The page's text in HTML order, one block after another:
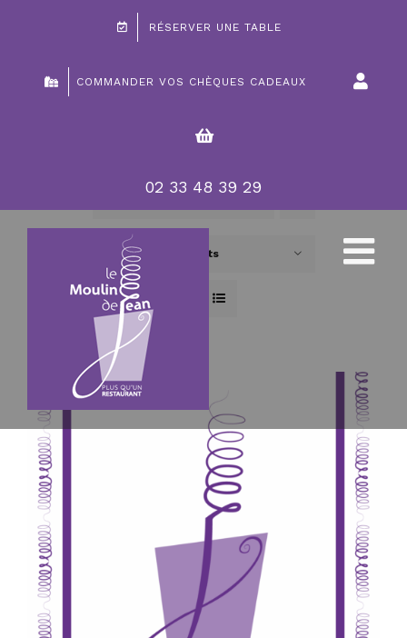
RÉSERVER UNE TABLE
COMMANDER VOS CHÈQUES CADEAUX
02 33 48 39 29
Montrer 24 produits